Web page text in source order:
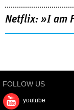
Netflix: »I am
FOLLOW US
youtube